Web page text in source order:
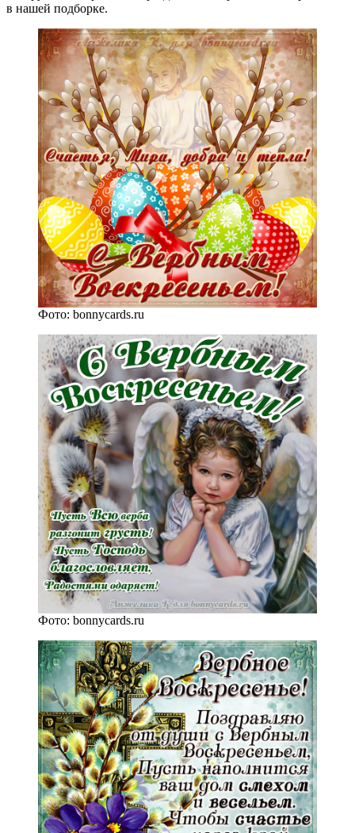
в нашей подборке.
Фото: bonnycards.ru
Фото: bonnycards.ru